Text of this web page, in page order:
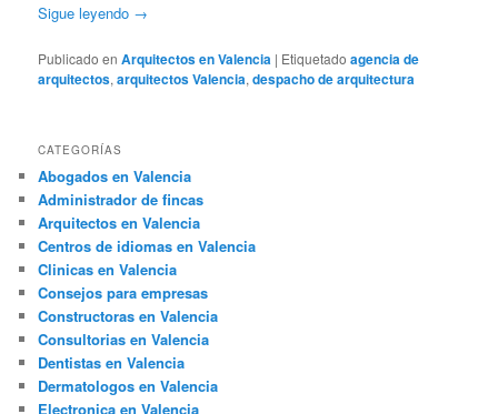
Sigue leyendo →
Publicado en Arquitectos en Valencia | Etiquetado agencia de
arquitectos,arquitectos Valencia,despacho de arquitectura
CATEGORÍAS
Abogados en Valencia
Administrador de fincas
Arquitectos en Valencia
Centros de idiomas en Valencia
Clinicas en Valencia
Consejos para empresas
Constructoras en Valencia
Consultorias en Valencia
Dentistas en Valencia
Dermatologos en Valencia
Electronica en Valencia